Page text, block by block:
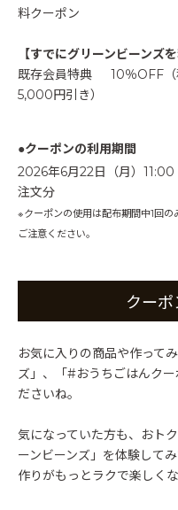
料クーポン
【すでにグリーンビーンズ
既存会員特典 10％OFF（
5,000円引き）
●クーポンの利用期間
2026年6月22日（月）
注文分
※クーポンの使用は配布期間中1回
ご注意ください。
クー
お気に入りの商品や作って
ズ」、「#おうちごはんク
ださいね。
気になっていた方も、おト
ーンビーンズ」を体験して
作りがもっとラクで楽しく